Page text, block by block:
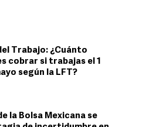
Trabajo: ¿Cuánto
cobrar si trabajas el 1
según la LFT?
la Bolsa Mexicana se